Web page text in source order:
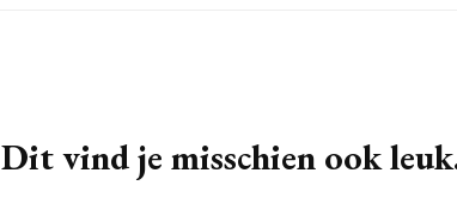
Dit vind je misschien ook